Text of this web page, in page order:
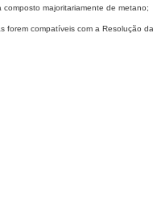
majoritariamente de metano;
compatíveis com a Resolução